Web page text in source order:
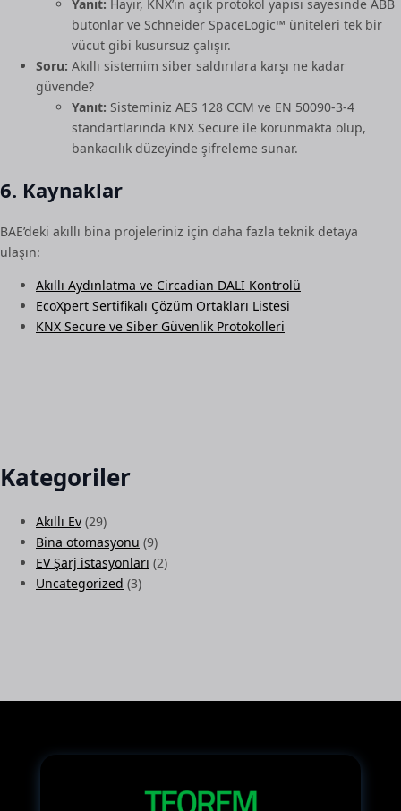
Yanıt: Hayır, KNX’in açık protokol yapısı sayesinde ABB
butonlar ve Schneider SpaceLogic™ üniteleri tek bir
vücut gibi kusursuz çalışır.
Soru: Akıllı sistemim siber saldırılara karşı ne kadar
güvende?
Yanıt: Sisteminiz AES 128 CCM ve EN 50090-3-4
standartlarında KNX Secure ile korunmakta olup,
bankacılık düzeyinde şifreleme sunar.
6. Kaynaklar
BAE’deki akıllı bina projeleriniz için daha fazla teknik detaya
ulaşın:
Akıllı Aydınlatma ve Circadian DALI Kontrolü
EcoXpert Sertifikalı Çözüm Ortakları Listesi
KNX Secure ve Siber Güvenlik Protokolleri
Kategoriler
Akıllı Ev (29)
Bina otomasyonu (9)
EV Şarj istasyonları (2)
Uncategorized (3)